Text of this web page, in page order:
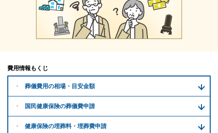
費用情報もくじ
葬儀費用の相場・目安金額
国民健康保険の葬儀費申請
健康保険の埋葬料・ 埋葬費申請